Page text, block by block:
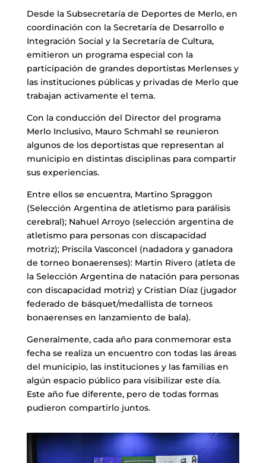
Desde la Subsecretaría de Deportes de Merlo, en
coordinación con la Secretaría de Desarrollo e
Integración Social y la Secretaría de Cultura,
emitieron un programa especial con la
participación de grandes deportistas Merlenses y
las instituciones públicas y privadas de Merlo que
trabajan activamente el tema.
Con la conducción del Director del programa
Merlo Inclusivo, Mauro Schmahl se reunieron
algunos de los deportistas que representan al
municipio en distintas disciplinas para compartir
sus experiencias.
Entre ellos se encuentra, Martino Spraggon
(Selección Argentina de atletismo para parálisis
cerebral); Nahuel Arroyo (selección argentina de
atletismo para personas con discapacidad
motriz); Priscila Vasconcel (nadadora y ganadora
de torneo bonaerenses): Martin Rivero (atleta de
la Selección Argentina de natación para personas
con discapacidad motriz) y Cristian Díaz (jugador
federado de básquet/medallista de torneos
bonaerenses en lanzamiento de bala).
Generalmente, cada año para conmemorar esta
fecha se realiza un encuentro con todas las áreas
del municipio, las instituciones y las familias en
algún espacio público para visibilizar este día.
Este año fue diferente, pero de todas formas
pudieron compartirlo juntos.